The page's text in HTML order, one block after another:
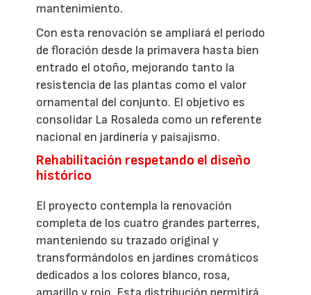
mantenimiento.
Con esta renovación se ampliará el periodo
de floración desde la primavera hasta bien
entrado el otoño, mejorando tanto la
resistencia de las plantas como el valor
ornamental del conjunto. El objetivo es
consolidar La Rosaleda como un referente
nacional en jardinería y paisajismo.
Rehabilitación respetando el diseño
histórico
El proyecto contempla la renovación
completa de los cuatro grandes parterres,
manteniendo su trazado original y
transformándolos en jardines cromáticos
dedicados a los colores blanco, rosa,